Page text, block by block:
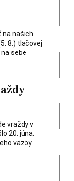
na našich
8.) tlačovej
sebe
vraždy v
20. júna.
väzby